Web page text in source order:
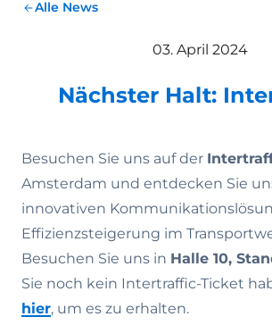
Alle News
03. April 2024
Nächster Halt:
Besuchen Sie uns auf der
Amsterdam und entdecken Sie
innovativen
Effizienzsteigerung im
Besuchen Sie uns in Halle 10,
Sie noch kein Intertraffic-Ticket
hier, um es zu erhalten.